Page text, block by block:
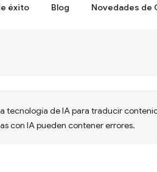
éxito Blog Novedades de
tecnología de IA para traducir
con IA pueden contener errores.